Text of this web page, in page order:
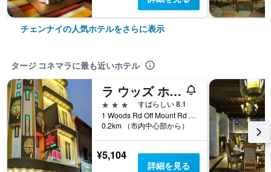
チェンナイの人気ホテルをさらに表示
タージ コネマラに最も近いホテル
ラ ウッズ ホテル
3つ星
すばらしい 8.1
1 Woods Rd Off Mount Rd Anna Salai, チェンナイ, インド
0.2km （市内中心部から）
¥5,104
詳細を見る